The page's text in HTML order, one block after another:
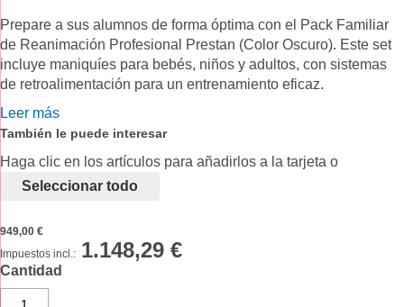
Prepare a sus alumnos de forma óptima con el Pack Familiar
de Reanimación Profesional Prestan (Color Oscuro). Este set
incluye maniquíes para bebés, niños y adultos, con sistemas
de retroalimentación para un entrenamiento eficaz.
Leer más
También le puede interesar
Haga clic en los artículos para añadirlos a la tarjeta o
seleccionar todo
949,00 €
1.148,29 €
Cantidad